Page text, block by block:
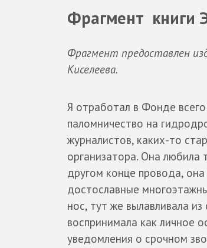
Фрагмент книги
Фрагмент предоставлен
Киселеева.
Я отработал в Фонде
паломничество на
журналистов, каких-то
организатора. Она любила
другом конце провода,
достославные
нос, тут же вылавливала
воспринимала как личное
уведомления о срочном